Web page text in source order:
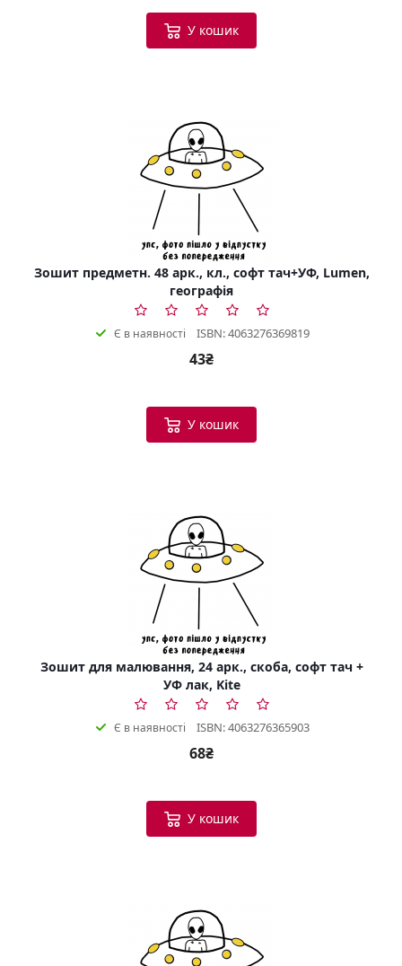
У кошик
Зошит предметн. 48 арк., кл., софт тач+УФ, Lumen,
географія
Є в наявності ISBN: 4063276369819
43₴
У кошик
Зошит для малювання, 24 арк., скоба, софт тач +
УФ лак, Kite
Є в наявності ISBN: 4063276365903
68₴
У кошик